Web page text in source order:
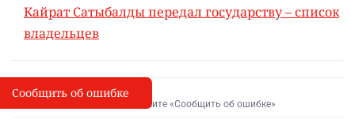
Кайрат Сатыбалды передал государству – список
владельцев
I
Сообщить об опечатке
Выделите фрагмент и нажмите «Сообщить об ошибке»
Сообщить об ошибке